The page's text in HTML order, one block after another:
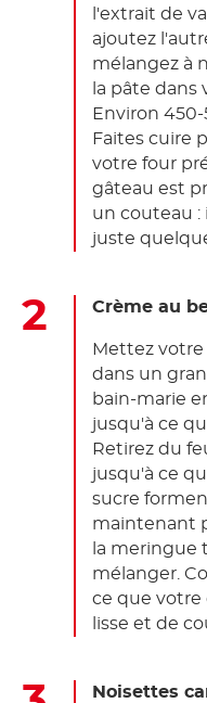
l'extrait de
ajoutez
mélangez à
la pâte dans
Environ
Faites cuire
votre four
gâteau est
un couteau :
juste
Crème au
Mettez
dans un
bain-marie
jusqu'à ce
Retirez du
jusqu'à ce
sucre
maintenant
la meringue
mélanger.
ce que votre
lisse et de
Noisettes